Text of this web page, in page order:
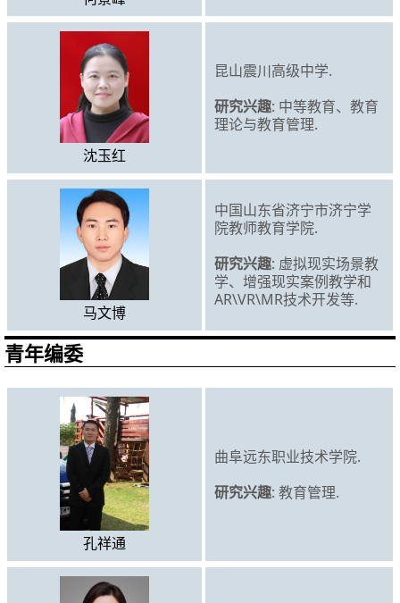
沈玉红
昆山震川高级中学.
研究兴趣: 中等教育、教育
理论与教育管理.
马文博
中国山东省济宁市济宁学
院教师教育学院.
研究兴趣: 虚拟现实场景教
学、增强现实案例教学和
AR\VR\MR技术开发等.
青年编委
孔祥通
曲阜远东职业技术学院.
研究兴趣: 教育管理.